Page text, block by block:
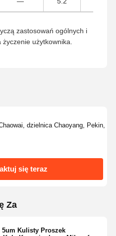
zastosowań ogólnych i
użytkownika.
dzielnica Chaoyang, Pekin,
się teraz
Za
5um Kulisty Proszek